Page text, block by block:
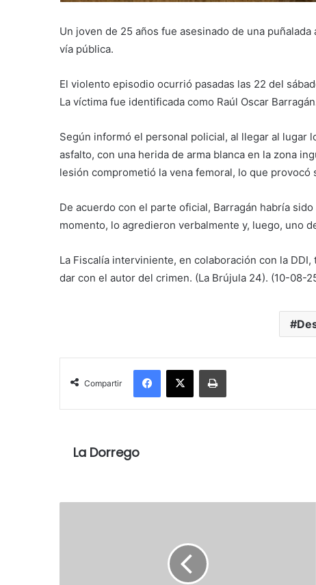
Un joven de 25 años fue asesinado de una
vía pública.
El violento episodio ocurrió pasadas las 22 del
La víctima fue identificada como Raúl Oscar
Según informó el personal policial, al llegar al
asfalto, con una herida de arma blanca en la zona
lesión comprometió la vena femoral, lo que provocó
De acuerdo con el parte oficial, Barragán habría
momento, lo agredieron verbalmente y, luego, uno
La Fiscalía interviniente, en colaboración con la
dar con el autor del crimen. (La Brújula 24). (10-08-
Compartir
Facebook
X Imprimir
La Dorrego